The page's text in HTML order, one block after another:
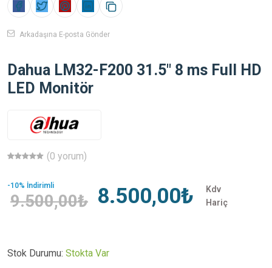
Arkadaşına E-posta Gönder
Dahua LM32-F200 31.5" 8 ms Full HD
LED Monitör
(0 yorum)
-10% İndirimli
9.500,00₺ 8.500,00₺
Kdv
Hariç
Stok Durumu: Stokta Var